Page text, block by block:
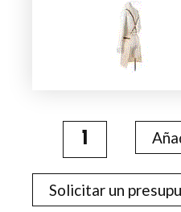
Solicitar un